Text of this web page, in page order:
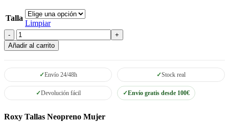
Talla
Limpiar
Neopreno
Roxy
Syncro
GBS
jet/black
cantidad
Añadir al carrito
Envío 24/48h Stock real
Devolución fácil Envío gratis desde 100€
Roxy Tallas Neopreno Mujer